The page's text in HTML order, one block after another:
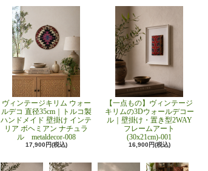
ヴィンテージキリム ウォー
ルデコ 直径35cm｜トルコ製
ハンドメイド 壁掛け インテ
リア ボヘミアン ナチュラ
ル metaldecor-008
17,900円(税込)
【一点もの】ヴィンテージ
キリムの3Dウォールデコー
ル｜壁掛け・置き型2WAY
フレームアート
(30x21cm)-001
16,900円(税込)